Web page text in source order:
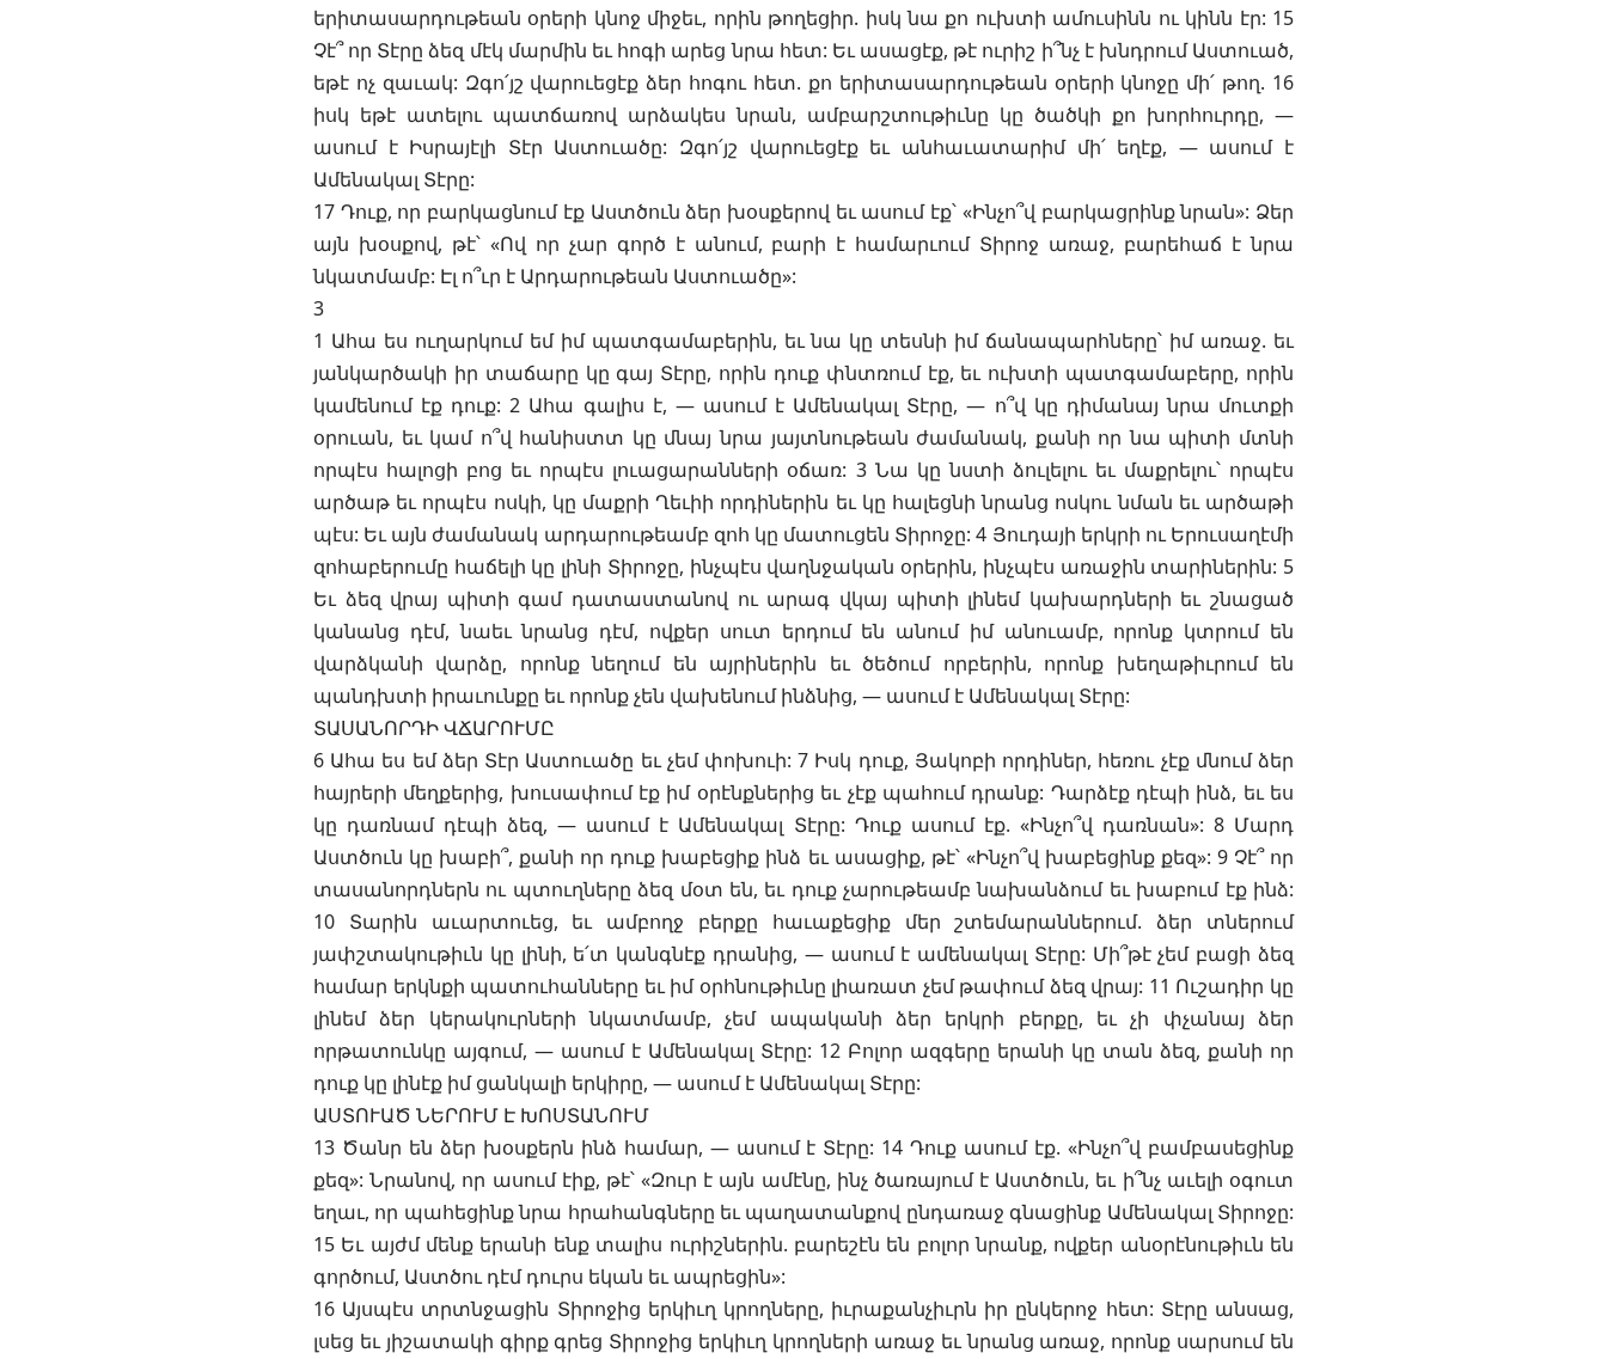
երիտասարդութեան օրերի կնոջ միջեւ, որին թողեցիր. իսկ նա քո ուխտի ամուսինն ու կինն էր: 15
Չէ՞ որ Տէրը ձեզ մէկ մարմին եւ հոգի արեց նրա հետ: Եւ ասացէք, թէ ուրիշ ի՞նչ է խնդրում Աստուած,
եթէ ոչ զաւակ: Զգո՛յշ վարուեցէք ձեր հոգու հետ. քո երիտասարդութեան օրերի կնոջը մի՛ թող. 16
իսկ եթէ ատելու պատճառով արձակես նրան, ամբարշտութիւնը կը ծածկի քո խորհուրդը, —
ասում է Իսրայէլի Տէր Աստուածը: Զգո՛յշ վարուեցէք եւ անհաւատարիմ մի՛ եղէք, — ասում է
Ամենակալ Տէրը:
17 Դուք, որ բարկացնում էք Աստծուն ձեր խօսքերով եւ ասում էք՝ «Ինչո՞վ բարկացրինք նրան»: Ձեր
այն խօսքով, թէ՝ «Ով որ չար գործ է անում, բարի է համարւում Տիրոջ առաջ, բարեհաճ է նրա
նկատմամբ: Էլ ո՞ւր է Արդարութեան Աստուածը»:
3
1 Ահա ես ուղարկում եմ իմ պատգամաբերին, եւ նա կը տեսնի իմ ճանապարհները՝ իմ առաջ. եւ
յանկարծակի իր տաճարը կը գայ Տէրը, որին դուք փնտռում էք, եւ ուխտի պատգամաբերը, որին
կամենում էք դուք: 2 Ահա գալիս է, — ասում է Ամենակալ Տէրը, — ո՞վ կը դիմանայ նրա մուտքի
օրուան, եւ կամ ո՞վ հանիստտ կը մնայ նրա յայտնութեան ժամանակ, քանի որ նա պիտի մտնի
որպէս հալոցի բոց եւ որպէս լուացարանների օճառ: 3 Նա կը նստի ձուլելու եւ մաքրելու՝ որպէս
արծաթ եւ որպէս ոսկի, կը մաքրի Ղեւիի որդիներին եւ կը հալեցնի նրանց ոսկու նման եւ արծաթի
պէս: Եւ այն ժամանակ արդարութեամբ զոհ կը մատուցեն Տիրոջը: 4 Յուդայի երկրի ու Երուսաղէմի
զոհաբերումը հաճելի կը լինի Տիրոջը, ինչպէս վաղնջական օրերին, ինչպէս առաջին տարիներին: 5
Եւ ձեզ վրայ պիտի գամ դատաստանով ու արագ վկայ պիտի լինեմ կախարդների եւ շնացած
կանանց դէմ, նաեւ նրանց դէմ, ովքեր սուտ երդում են անում իմ անուամբ, որոնք կտրում են
վարձկանի վարձը, որոնք նեղում են այրիներին եւ ծեծում որբերին, որոնք խեղաթիւրում են
պանդխտի իրաւունքը եւ որոնք չեն վախենում ինձնից, — ասում է Ամենակալ Տէրը:
ՏԱՍԱՆՈՐԴԻ ՎՃԱՐՈՒՄԸ
6 Ահա ես եմ ձեր Տէր Աստուածը եւ չեմ փոխուի: 7 Իսկ դուք, Յակոբի որդիներ, հեռու չէք մնում ձեր
հայրերի մեղքերից, խուսափում էք իմ օրէնքներից եւ չէք պահում դրանք: Դարձէք դէպի ինձ, եւ ես
կը դառնամ դէպի ձեզ, — ասում է Ամենակալ Տէրը: Դուք ասում էք. «Ինչո՞վ դառնան»: 8 Մարդ
Աստծուն կը խաբի՞, քանի որ դուք խաբեցիք ինձ եւ ասացիք, թէ՝ «Ինչո՞վ խաբեցինք քեզ»: 9 Չէ՞ որ
տասանորդներն ու պտուղները ձեզ մօտ են, եւ դուք չարութեամբ նախանձում եւ խաբում էք ինձ:
10 Տարին աւարտուեց, եւ ամբողջ բերքը հաւաքեցիք մեր շտեմարաններում. ձեր տներում
յափշտակութիւն կը լինի, ե՛տ կանգնէք դրանից, — ասում է ամենակալ Տէրը: Մի՞թէ չեմ բացի ձեզ
համար երկնքի պատուհանները եւ իմ օրհնութիւնը լիառատ չեմ թափում ձեզ վրայ: 11 Ուշադիր կը
լինեմ ձեր կերակուրների նկատմամբ, չեմ ապականի ձեր երկրի բերքը, եւ չի փչանայ ձեր
որթատունկը այգում, — ասում է Ամենակալ Տէրը: 12 Բոլոր ազգերը երանի կը տան ձեզ, քանի որ
դուք կը լինէք իմ ցանկալի երկիրը, — ասում է Ամենակալ Տէրը:
ԱՍՏՈՒԱԾ ՆԵՐՈՒՄ Է ԽՈՍՏԱՆՈՒՄ
13 Ծանր են ձեր խօսքերն ինձ համար, — ասում է Տէրը: 14 Դուք ասում էք. «Ինչո՞վ բամբասեցինք
քեզ»: Նրանով, որ ասում էիք, թէ՝ «Զուր է այն ամէնը, ինչ ծառայում է Աստծուն, եւ ի՞նչ աւելի օգուտ
եղաւ, որ պահեցինք նրա հրահանգները եւ պաղատանքով ընդառաջ գնացինք Ամենակալ Տիրոջը:
15 Եւ այժմ մենք երանի ենք տալիս ուրիշներին. բարեշէն են բոլոր նրանք, ովքեր անօրէնութիւն են
գործում, Աստծու դէմ դուրս եկան եւ ապրեցին»:
16 Այսպէս տրտնջացին Տիրոջից երկիւղ կրողները, իւրաքանչիւրն իր ընկերոջ հետ: Տէրը անսաց,
լսեց եւ յիշատակի գիրք գրեց Տիրոջից երկիւղ կրողների առաջ եւ նրանց առաջ, որոնք սարսում են